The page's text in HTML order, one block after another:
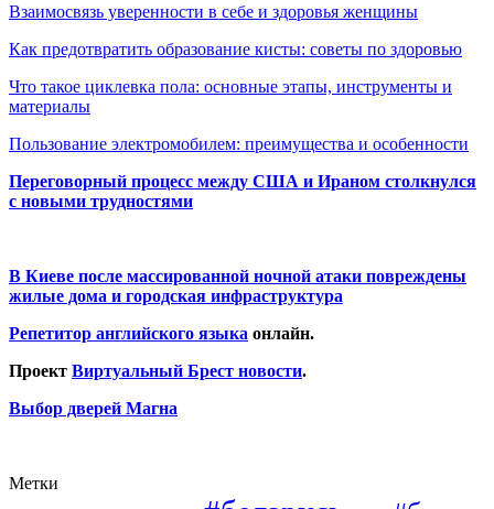
Взаимосвязь уверенности в себе и здоровья женщины
Как предотвратить образование кисты: советы по здоровью
Что такое циклевка пола: основные этапы, инструменты и
материалы
Пользование электромобилем: преимущества и особенности
Переговорный процесс между США и Ираном столкнулся
с новыми трудностями
В Киеве после массированной ночной атаки повреждены
жилые дома и городская инфраструктура
Репетитор английского языка онлайн.
Проект Виртуальный Брест новости.
Выбор дверей Магна
Метки